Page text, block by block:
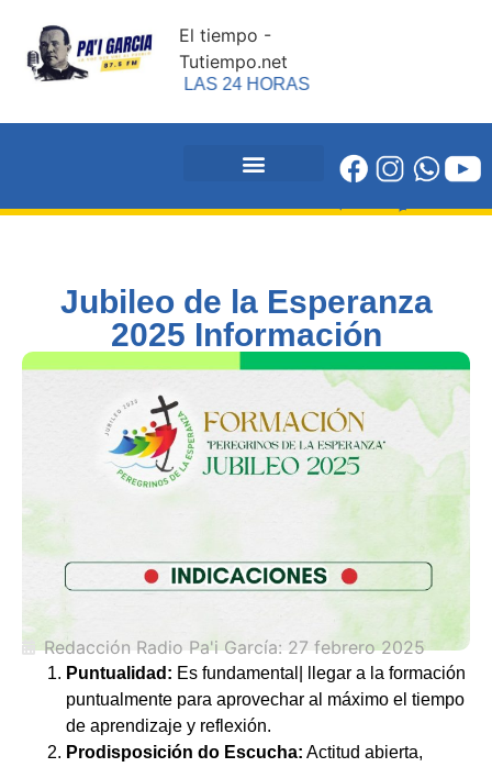
El tiempo -
Tutiempo.net
EN VIVO LAS 24 HORAS
Jubileo de la Esperanza
2025 Información
Redacción Radio Pa'i García: 27 febrero 2025
Puntualidad: Es fundamental| llegar a la formación
puntualmente para aprovechar al máximo el tiempo
de aprendizaje y reflexión.
Prodisposición do Escucha: Actitud abierta,